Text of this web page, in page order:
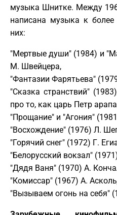
музыка Шнитке. Между
написана музыка к
них:
"Мертвые души" (1984) и
М. Швейцера,
"Фантазии Фарятьева"
"Сказка странствий"
про то, как царь Петр
"Прощание" и "Агония"
"Восхождение" (1976) Л.
"Горячий снег" (1972) Г.
"Белорусский вокзал"
"Дядя Ваня" (1970) А.
"Комиссар" (1967) А.
"Вызываем огонь на себя"